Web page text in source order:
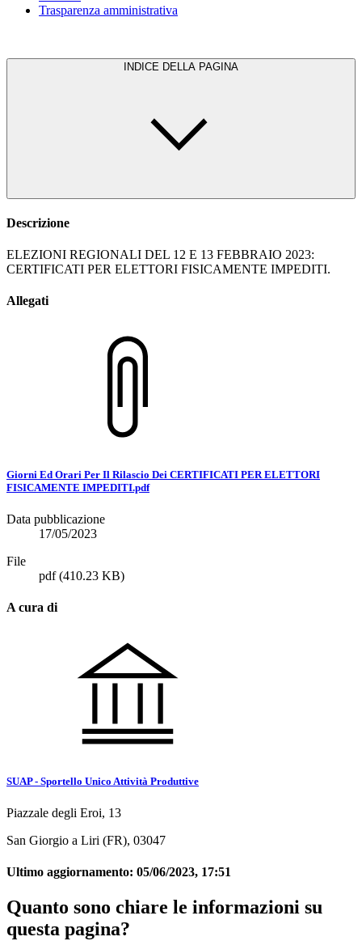
Trasparenza amministrativa
INDICE DELLA PAGINA
Descrizione
ELEZIONI REGIONALI DEL 12 E 13 FEBBRAIO 2023:
CERTIFICATI PER ELETTORI FISICAMENTE IMPEDITI.
Allegati
Giorni Ed Orari Per Il Rilascio Dei CERTIFICATI PER ELETTORI
FISICAMENTE IMPEDITI.pdf
Data pubblicazione
17/05/2023
File
pdf(410.23 KB)
A cura di
SUAP - Sportello Unico Attività Produttive
Piazzale degli Eroi, 13
San Giorgio a Liri (FR), 03047
Ultimo aggiornamento: 05/06/2023, 17:51
Quanto sono chiare le informazioni su
questa pagina?